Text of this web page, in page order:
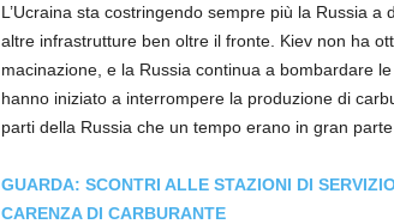
L’Ucraina sta costringendo sempre più la Russia
altre infrastrutture ben oltre il fronte. Kiev non ha
macinazione, e la Russia continua a bombardare
hanno iniziato a interrompere la produzione di
parti della Russia che un tempo erano in gran
GUARDA: SCONTRI ALLE STAZIONI DI
CARENZA DI CARBURANTE